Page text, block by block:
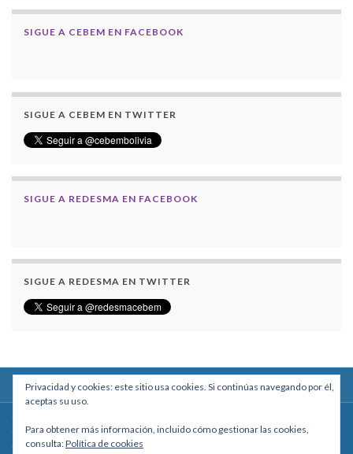
SIGUE A CEBEM EN FACEBOOK
SIGUE A CEBEM EN TWITTER
SIGUE A REDESMA EN FACEBOOK
SIGUE A REDESMA EN TWITTER
Calle Macario Pinilla # 2588 esq. Av. Arce, Edificio Arcadia, Mezzanine, Of. 101
- La Paz, Bolivia
Privacidad y cookies: este sitio usa cookies. Si continúas navegando por él,
aceptas su uso.
Para obtener más información, incluido cómo gestionar las cookies,
consulta:Política de cookies